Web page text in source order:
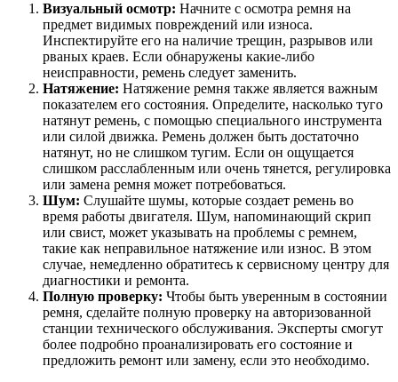
Визуальный осмотр: Начните с осмотра ремня на
предмет видимых повреждений или износа.
Инспектируйте его на наличие трещин, разрывов или
рваных краев. Если обнаружены какие-либо
неисправности, ремень следует заменить.
Натяжение: Натяжение ремня также является важным
показателем его состояния. Определите, насколько туго
натянут ремень, с помощью специального инструмента
или силой движка. Ремень должен быть достаточно
натянут, но не слишком тугим. Если он ощущается
слишком расслабленным или очень тянется, регулировка
или замена ремня может потребоваться.
Шум: Слушайте шумы, которые создает ремень во
время работы двигателя. Шум, напоминающий скрип
или свист, может указывать на проблемы с ремнем,
такие как неправильное натяжение или износ. В этом
случае, немедленно обратитесь к сервисному центру для
диагностики и ремонта.
Полную проверку: Чтобы быть уверенным в состоянии
ремня, сделайте полную проверку на авторизованной
станции технического обслуживания. Эксперты смогут
более подробно проанализировать его состояние и
предложить ремонт или замену, если это необходимо.